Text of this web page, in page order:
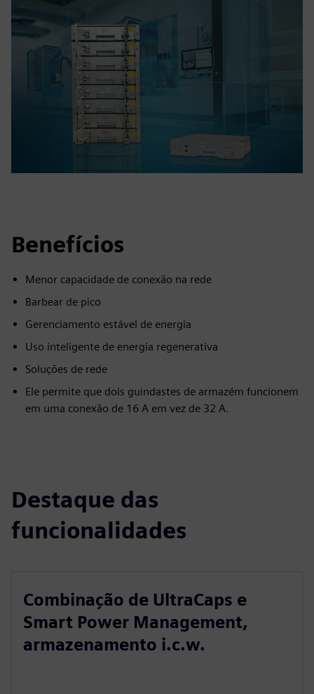
Benefícios
Menor capacidade de conexão na rede
Barbear de pico
Gerenciamento estável de energia
Uso inteligente de energia regenerativa
Soluções de rede
Ele permite que dois guindastes de armazém funcionem
em uma conexão de 16 A em vez de 32 A.
Destaque das
funcionalidades
Combinação de UltraCaps e
Smart Power Management,
armazenamento i.c.w.